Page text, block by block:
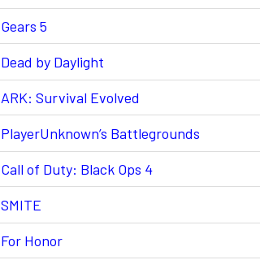
Gears 5
Dead by Daylight
ARK: Survival Evolved
PlayerUnknown’s Battlegrounds
Call of Duty: Black Ops 4
SMITE
For Honor